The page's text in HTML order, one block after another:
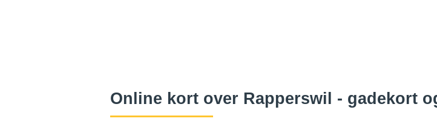
Online kort over Rapperswil - gadekort